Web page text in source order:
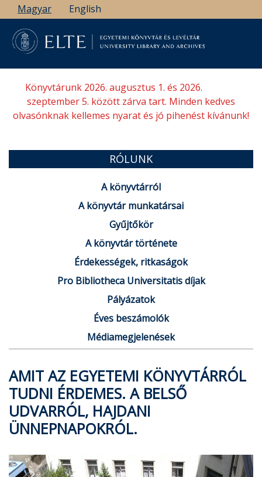
Ugrás
a
tartalomra
Magyar English
Könyvtárunk 2026. augusztus 1. és 2026.
szeptember 5. között zárva tart. Minden kedves
olvasónknak kellemes nyarat és jó pihenést kívánunk!
RÓLUNK
A könyvtárról
A könyvtár munkatársai
Gyűjtőkör
A könyvtár története
Érdekességek, ritkaságok
Pro Bibliotheca Universitatis díjak
Pályázatok
Éves beszámolók
Médiamegjelenések
AMIT AZ EGYETEMI KÖNYVTÁRRÓL
TUDNI ÉRDEMES. A BELSŐ
UDVARRÓL, HAJDANI
ÜNNEPNAPOKRÓL.